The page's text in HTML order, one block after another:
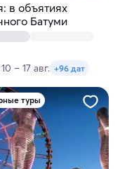
в объятиях
Батуми
10 – 17 авг. +96 дат
туры